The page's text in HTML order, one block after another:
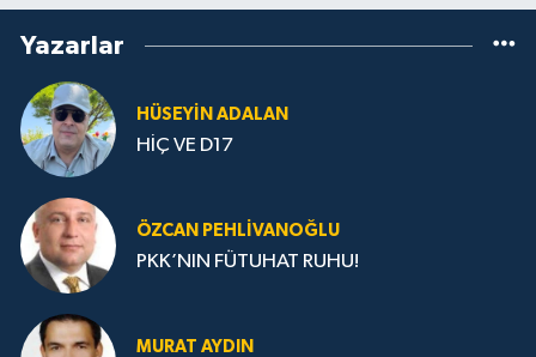
Yazarlar
HÜSEYIN ADALAN
HİÇ VE D17
ÖZCAN PEHLIVANOĞLU
PKK’NIN FÜTUHAT RUHU!
MURAT AYDIN